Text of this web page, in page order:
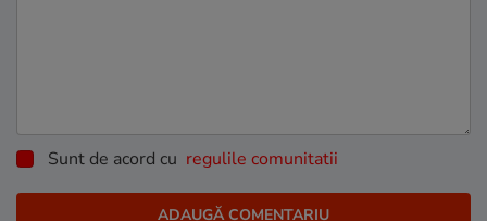
Sunt de acord cu regulile comunitatii